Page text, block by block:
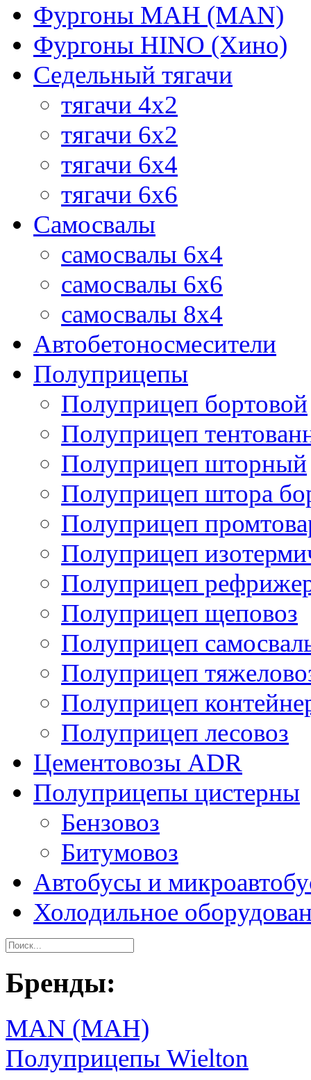
Фургоны МАН (MAN)
Фургоны HINO (Хино)
Седельный тягачи
тягачи 4х2
тягачи 6х2
тягачи 6х4
тягачи 6х6
Самосвалы
самосвалы 6x4
самосвалы 6x6
самосвалы 8x4
Автобетоносмесители
Полуприцепы
Полуприцеп бортовой
Полуприцеп
Полуприцеп шторный
Полуприцеп штора
Полуприцеп
Полуприцеп
Полуприцеп
Полуприцеп щеповоз
Полуприцеп
Полуприцеп
Полуприцеп
Полуприцеп лесовоз
Цементовозы ADR
Полуприцепы цистерны
Бензовоз
Битумовоз
Автобусы и
Холодильное
Бренды:
MAN (МАН)
Полуприцепы Wielton